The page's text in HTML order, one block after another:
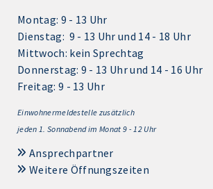
Montag: 9 - 13 Uhr
Dienstag: 9 - 13 Uhr und 14 - 18 Uhr
Mittwoch: kein Sprechtag
Donnerstag: 9 - 13 Uhr und 14 - 16 Uhr
Freitag: 9 - 13 Uhr
Einwohnermeldestelle zusätzlich
jeden 1. Sonnabend im Monat 9 - 12 Uhr
Ansprechpartner
Weitere Öffnungszeiten